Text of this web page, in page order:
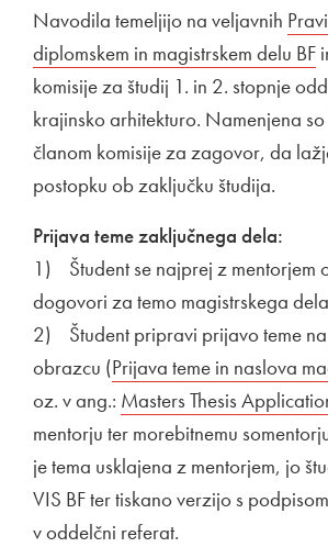
Navodila temeljijo na veljavnih
diplomskem in magistrskem delu BF
komisije za študij 1. in 2. stopnje
krajinsko arhitekturo. Namenjena
članom komisije za zagovor, da
postopku ob zaključku študija.
Prijava teme zaključnega dela:
1) Študent se najprej z mentorjem
dogovori za temo magistrskega
2) Študent pripravi prijavo teme
obrazcu (Povezava na dokument
Prijava teme in naslova
oz. v ang.: Povezava na dokument
Masters Thesis
mentorju ter morebitnemu
je tema usklajena z mentorjem, jo
VIS BF ter tiskano verzijo s
v oddelčni referat.